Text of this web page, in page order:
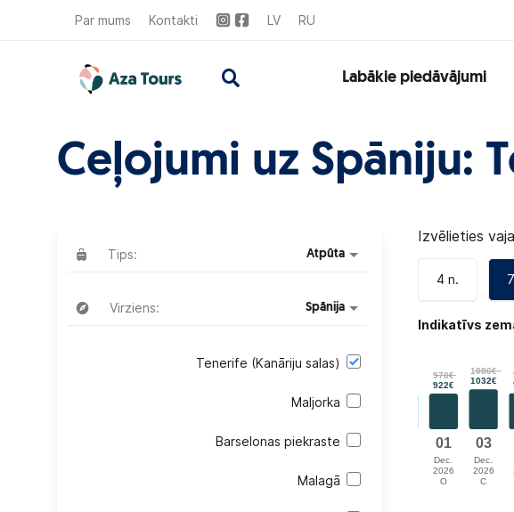
Par mums Kontakti LV RU
Labākie piedāvājumi
Ceļojumi uz Spāniju:
Tips: Atpūta
Virziens: Spānija
Tenerife (Kanāriju salas)
Maljorka
Barselonas piekraste
Malagā
Izvēlieties
4 n.
Indikatīvs